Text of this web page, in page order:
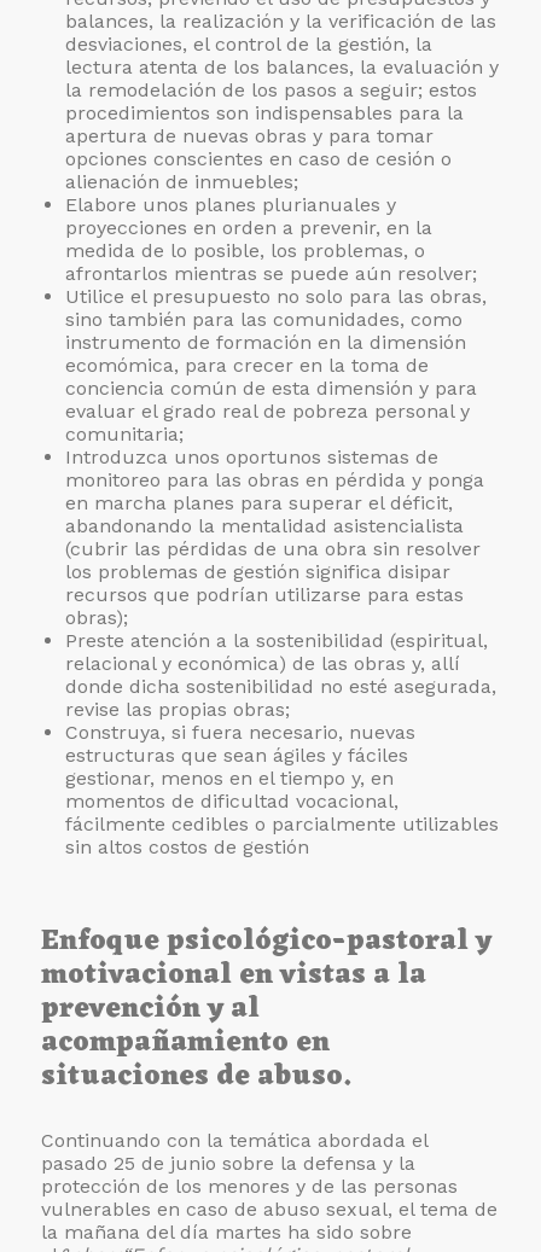
balances, la realización y la verificación de las
desviaciones, el control de la gestión, la
lectura atenta de los balances, la evaluación y
la remodelación de los pasos a seguir; estos
procedimientos son indispensables para la
apertura de nuevas obras y para tomar
opciones conscientes en caso de cesión o
alienación de inmuebles;
Elabore unos planes plurianuales y
proyecciones en orden a prevenir, en la
medida de lo posible, los problemas, o
afrontarlos mientras se puede aún resolver;
Utilice el presupuesto no solo para las obras,
sino también para las comunidades, como
instrumento de formación en la dimensión
ecomómica, para crecer en la toma de
conciencia común de esta dimensión y para
evaluar el grado real de pobreza personal y
comunitaria;
Introduzca unos oportunos sistemas de
monitoreo para las obras en pérdida y ponga
en marcha planes para superar el déficit,
abandonando la mentalidad asistencialista
(cubrir las pérdidas de una obra sin resolver
los problemas de gestión significa disipar
recursos que podrían utilizarse para estas
obras);
Preste atención a la sostenibilidad (espiritual,
relacional y económica) de las obras y, allí
donde dicha sostenibilidad no esté asegurada,
revise las propias obras;
Construya, si fuera necesario, nuevas
estructuras que sean ágiles y fáciles
gestionar, menos en el tiempo y, en
momentos de dificultad vocacional,
fácilmente cedibles o parcialmente utilizables
sin altos costos de gestión
Enfoque psicológico-pastoral y
motivacional en vistas a la
prevención y al
acompañamiento en
situaciones de abuso.
Continuando con la temática abordada el
pasado 25 de junio sobre la defensa y la
protección de los menores y de las personas
vulnerables en caso de abuso sexual, el tema de
la mañana del día martes ha sido sobre